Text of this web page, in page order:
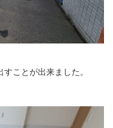
ことが出来ました。